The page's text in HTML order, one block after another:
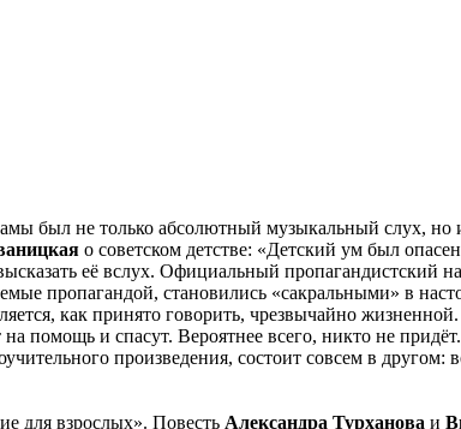
был не только абсолютный музыкальный слух, но
о советском детстве: «Детский ум был
её вслух. Официальный пропагандистский
пропагандой, становились «сакральными» в
как принято говорить, чрезвычайно
помощь и спасут. Вероятнее всего, никто не
произведения, состоит совсем в другом:
для взрослых». Повесть Александра Турханова и